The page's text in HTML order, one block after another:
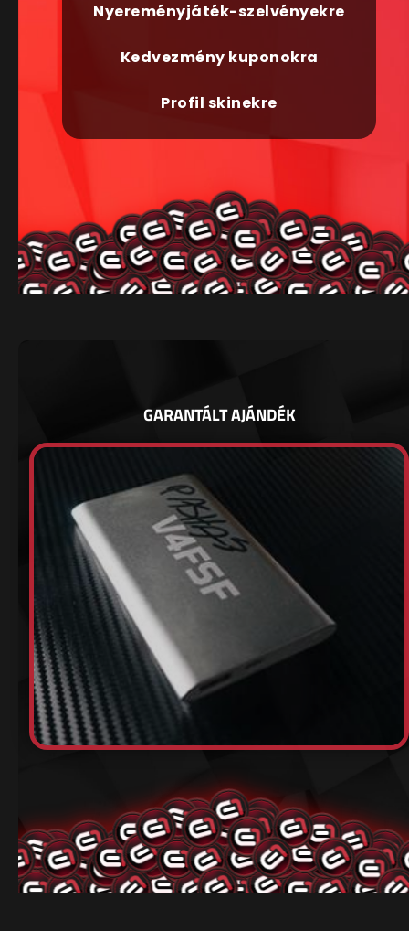
Nyereményjáték-szelvényekre
Kedvezmény kuponokra
Profil skinekre
GARANTÁLT AJÁNDÉK